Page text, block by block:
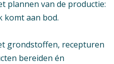
plannen van de productie:
komt aan bod.
grondstoffen, recepturen
bereiden én